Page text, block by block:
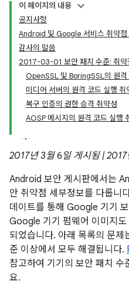
이 페이지의 내용
공지사항
Android 및 Google 서비스 취약점
감사의 말씀
2017-03-01 보안 패치 수준: 취약
OpenSSL 및 BoringSSL의 원격
미디어 서버의 원격 코드 실행 취
복구 인증의 권한 승격 취약성
AOSP 메시지의 원격 코드 실행
2017년 3월 6일 게시됨 |
Android 보안 게시판에서는
안 취약점 세부정보를 다룹니
데이트를 통해 Google 기기
Google 기기 펌웨어 이미지도
되었습니다. 아래 목록의 문
준 이상에서 모두 해결됩니다.
참고하여 기기의 보안 패치 수
요.